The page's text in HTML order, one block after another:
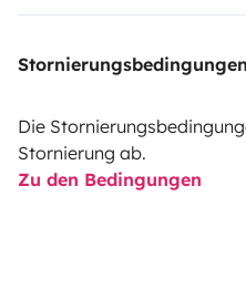
Stornierungsbedingungen
Die
Stornierung ab.
Zu den Bedingungen